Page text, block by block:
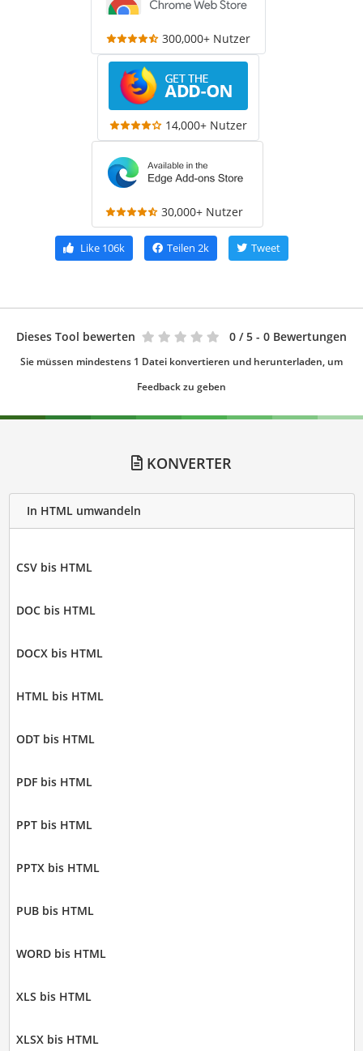
300,000+ Nutzer
14,000+ Nutzer
30,000+ Nutzer
Like 106k Teilen 2k Tweet
Dieses Tool bewerten 0 / 5 - 0 Bewertungen
Sie müssen mindestens 1 Datei konvertieren und herunterladen, um
Feedback zu geben
KONVERTER
In HTML umwandeln
CSV bis HTML
DOC bis HTML
DOCX bis HTML
HTML bis HTML
ODT bis HTML
PDF bis HTML
PPT bis HTML
PPTX bis HTML
PUB bis HTML
WORD bis HTML
XLS bis HTML
XLSX bis HTML